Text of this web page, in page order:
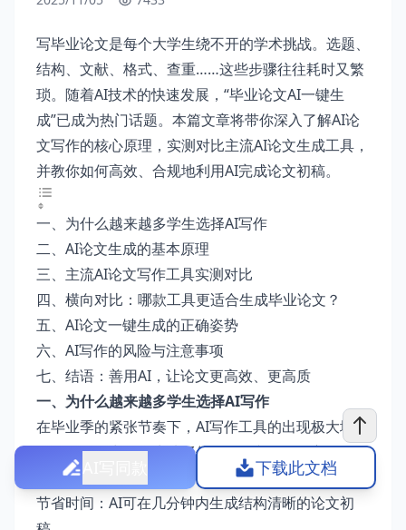
写毕业论文是每个大学生绕不开的学术挑战。选题、
结构、文献、格式、查重……这些步骤往往耗时又繁
琐。随着AI技术的快速发展，“毕业论文AI一键生
成”已成为热门话题。本篇文章将带你深入了解AI论
文写作的核心原理，实测对比主流AI论文生成工具，
并教你如何高效、合规地利用AI完成论文初稿。
一、为什么越来越多学生选择AI写作
二、AI论文生成的基本原理
三、主流AI论文写作工具实测对比
四、横向对比：哪款工具更适合生成毕业论文？
五、AI论文一键生成的正确姿势
六、AI写作的风险与注意事项
七、结语：善用AI，让论文更高效、更高质
一、为什么越来越多学生选择AI写作
在毕业季的紧张节奏下， AI写作工具的出现极大地缓
解了写作压力。学生选择使用AI论文写作的主要原因
包括：
节省时间：AI可在几分钟内生成结构清晰的论文初
下载此文档